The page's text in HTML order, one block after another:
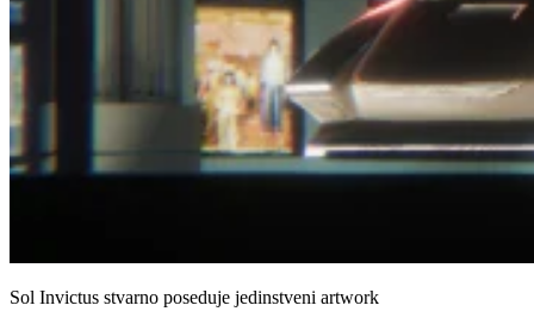
Sol Invictus stvarno poseduje jedinstveni artwork